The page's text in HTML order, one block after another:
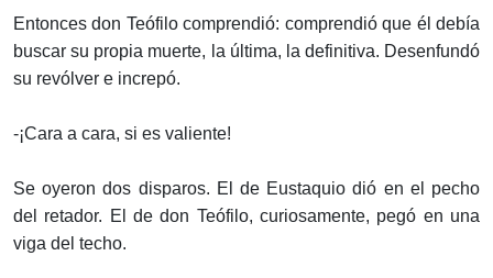
Entonces don Teófilo comprendió: comprendió que él debía
buscar su propia muerte, la última, la definitiva. Desenfundó
su revólver e increpó.
-¡Cara a cara, si es valiente!
Se oyeron dos disparos. El de Eustaquio dió en el pecho
del retador. El de don Teófilo, curiosamente, pegó en una
viga del techo.